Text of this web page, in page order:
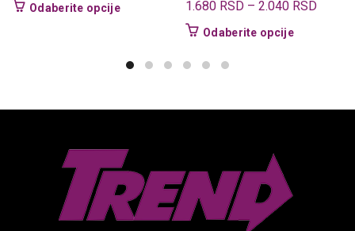
Odaberite opcijeOvaj
više
mogu
izabrane
na
stranici
proizvoda.
1.680 RSD – 2.040 RSD
Odaberite opcijeOvaj